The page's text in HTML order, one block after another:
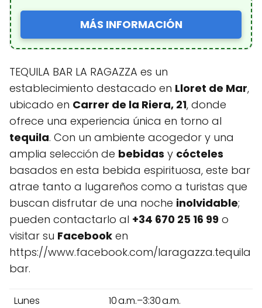
MÁS INFORMACIÓN
TEQUILA BAR LA RAGAZZA es un
establecimiento destacado en Lloret de Mar,
ubicado en Carrer de la Riera, 21, donde
ofrece una experiencia única en torno al
tequila. Con un ambiente acogedor y una
amplia selección de bebidas y cócteles
basados en esta bebida espirituosa, este bar
atrae tanto a lugareños como a turistas que
buscan disfrutar de una noche inolvidable;
pueden contactarlo al +34 670 25 16 99 o
visitar su Facebook en
https://www.facebook.com/laragazza.tequila
bar.
Lunes
10 a.m.–3:30 a.m.